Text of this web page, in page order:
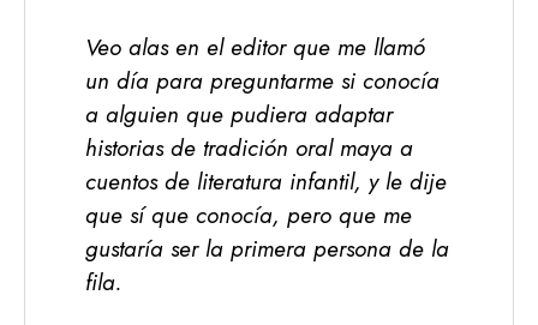
Veo alas en el editor que me llamó
un día para preguntarme si conocía
a alguien que pudiera adaptar
historias de tradición oral maya a
cuentos de literatura infantil, y le dije
que sí que conocía, pero que me
gustaría ser la primera persona de la
fila.